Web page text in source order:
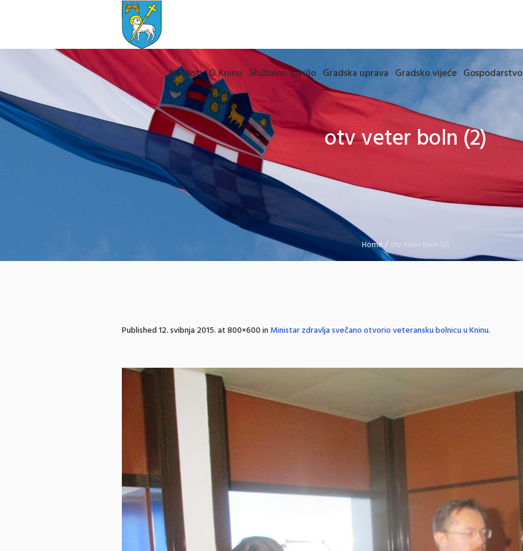
Novosti O Kninu Službeno glasilo Gradska uprava Gradsko vijeće Gospodarstvo
otv veter boln (2)
Home /otv veter boln (2)
Published12. svibnja 2015.at 800×600 inMinistar zdravlja svečano otvorio veteransku bolnicu u Kninu.